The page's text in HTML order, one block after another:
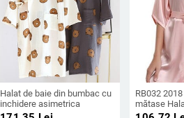
Halat de baie din bumbac cu
inchidere asimetrica
RB032
mătase
femei Robe